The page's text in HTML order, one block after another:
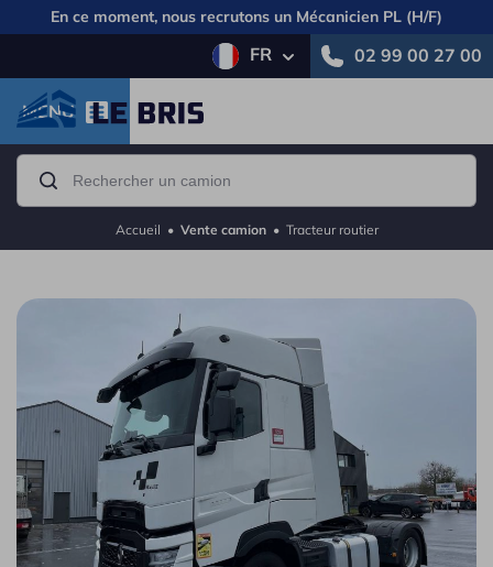
En ce moment, nous recrutons un Mécanicien PL (H/F)
FR 02 99 00 27 00
MENU
Accueil • Vente camion• Tracteur routier